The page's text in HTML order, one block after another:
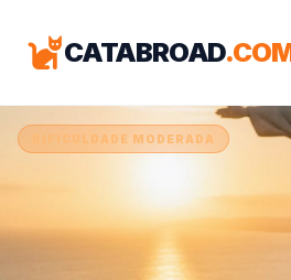
CATABROAD
DIFICULDADE MODERADA